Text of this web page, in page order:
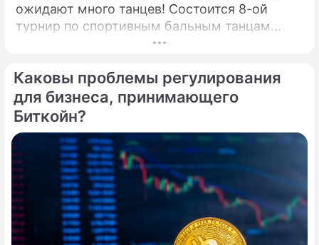
ожидают много танцев! Состоится 8-ой
турнир по спортивным бальным танцам
"Кубок Кремля – Гордость России!". Будет
европейской и латиноамериканской
программах среди любителей,
профессионалов и Про-Эм пар. Организатор
Союза, президент Евро-Азиатского
Танцевального Совете (EADC), заслуженный
деятель искусств РФ, народный артист
России Станислав Попов. Совсем недавно
сложившийся дуэт Кирилла Александрова и
Дарьи Прусаковой примет участие в
Каковы проблемы регулирования
для бизнеса, принимающего
Биткойн?